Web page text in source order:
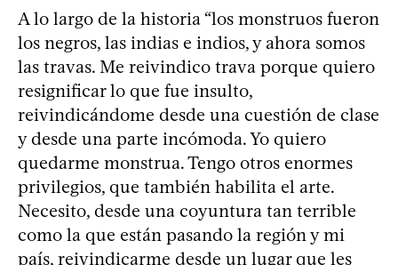
A lo largo de la historia “los monstruos fueron
los negros, las indias e indios, y ahora somos
las travas. Me reivindico trava porque quiero
resignificar lo que fue insulto,
reivindicándome desde una cuestión de clase
y desde una parte incómoda. Yo quiero
quedarme monstrua. Tengo otros enormes
privilegios, que también habilita el arte.
Necesito, desde una coyuntura tan terrible
como la que están pasando la región y mi
país, reivindicarme desde un lugar que les